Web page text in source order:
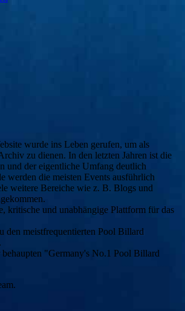
wurde ins Leben gerufen, um als
zu dienen. In den letzten Jahren ist die
und der eigentliche Umfang deutlich
werden die meisten Events ausführlich
weitere Bereiche wie z. B. Blogs und
kritische und unabhängige Plattform für das
den meistfrequentierten Pool Billard
"Germany's No.1 Pool Billard